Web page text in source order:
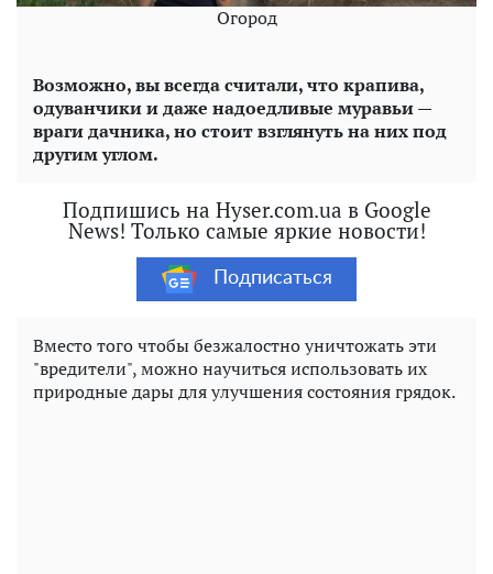
Огород
Возможно, вы всегда считали, что крапива,
одуванчики и даже надоедливые муравьи —
враги дачника, но стоит взглянуть на них под
другим углом.
Подпишись на Hyser.com.ua в Google
News! Только самые яркие новости!
Подписаться
Вместо того чтобы безжалостно уничтожать эти
"вредители", можно научиться использовать их
природные дары для улучшения состояния грядок.